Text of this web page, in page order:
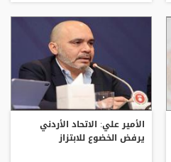
الأمير علي: الاتحاد الأردني
يرفض الخضوع للابتزاز